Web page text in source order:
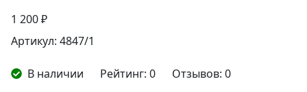
1 200 ₽
Артикул: 4847/1
В наличии Рейтинг: 0 Отзывов: 0